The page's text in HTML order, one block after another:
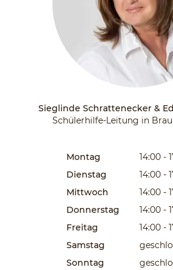
Sieglinde Schrattenecker &
Schülerhilfe-Leitung in
Montag 14:00 -
Dienstag
14:00 -
Mittwoch
14:00 -
Donnerstag
14:00 -
Freitag
14:00 -
Samstag
Sonntag